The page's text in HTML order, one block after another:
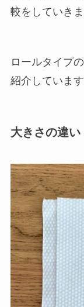
較をしていきま
ロールタイプ
紹介していま
大きさの違い